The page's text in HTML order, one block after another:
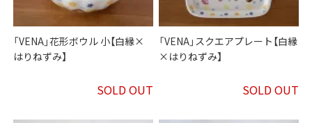
「VENA」花形ボウル 小【白縁×
はりねずみ】
SOLD OUT
「VENA」スクエアプレート【白縁
×はりねずみ】
SOLD OUT